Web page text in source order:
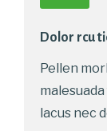
Dolor rcu
Pellen
lacus nec